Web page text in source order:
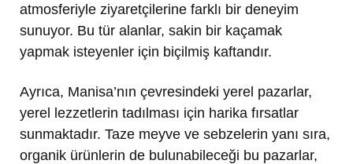
atmosferiyle ziyaretçilerine farklı bir deneyim
sunuyor. Bu tür alanlar, sakin bir kaçamak
yapmak isteyenler için biçilmiş kaftandır.
Ayrıca, Manisa’nın çevresindeki yerel pazarlar,
yerel lezzetlerin tadılması için harika fırsatlar
sunmaktadır. Taze meyve ve sebzelerin yanı sıra,
organik ürünlerin de bulunabileceği bu pazarlar,